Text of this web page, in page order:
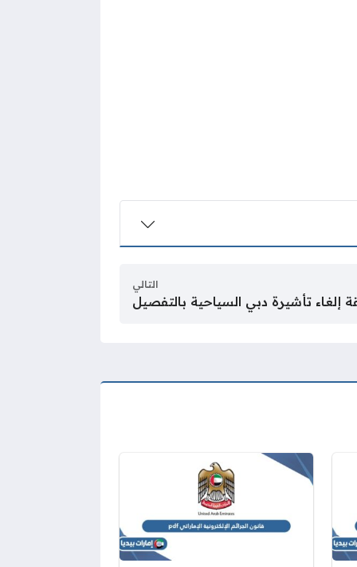
التالي
إلغاء تأشيرة دبي السياحية بالتفصيل